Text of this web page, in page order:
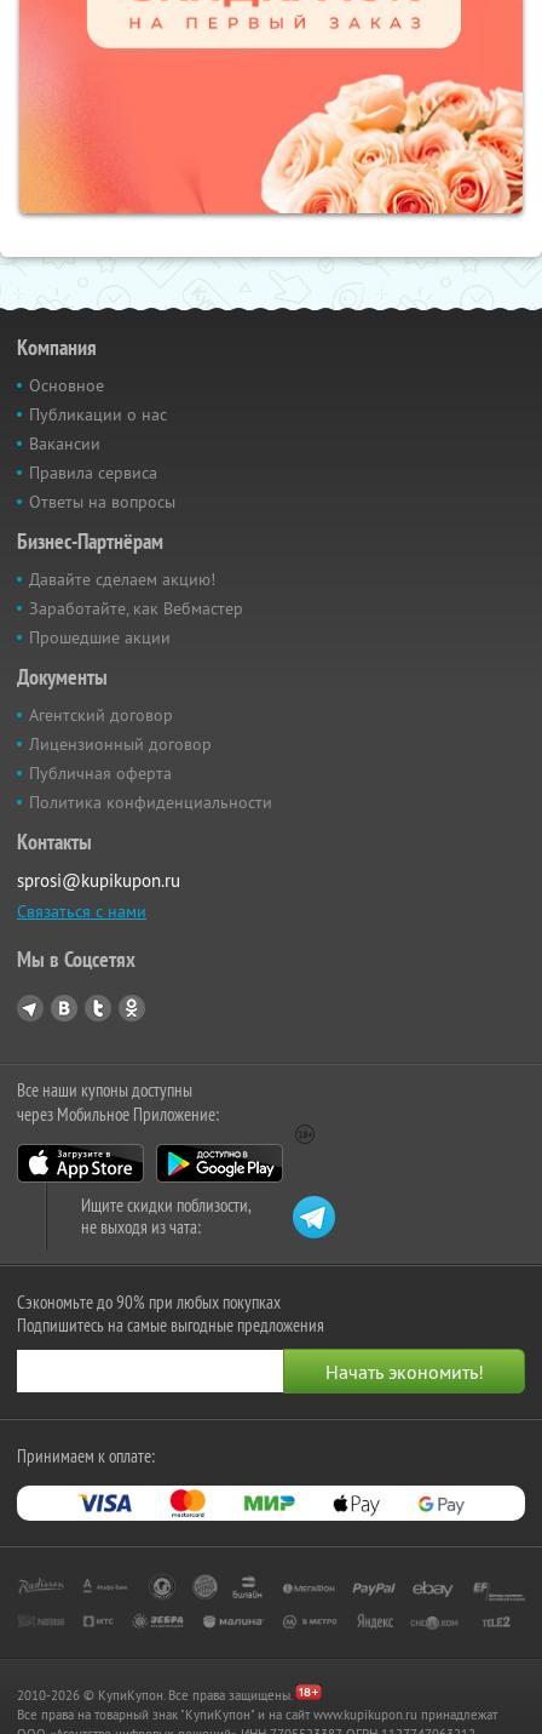
Компания
Основное
Публикации о нас
Вакансии
Правила сервиса
Ответы на вопросы
Бизнес-Партнёрам
Давайте сделаем акцию!
Заработайте, как Вебмастер
Прошедшие акции
Документы
Агентский договор
Лицензионный договор
Публичная оферта
Политика конфиденциальности
Контакты
sprosi@kupikupon.ru
Связаться с нами
Мы в Соцсетях
Все наши купоны доступны
через Мобильное Приложение:
Ищите скидки поблизости,
не выходя из чата:
Сэкономьте до 90% при любых покупках
Подпишитесь на самые выгодные предложения
Принимаем к оплате:
2010-2026 © КупиКупон. Все права защищены.
Все права на товарный знак "КупиКупон" и на сайт www.kupikupon.ru принадлежат